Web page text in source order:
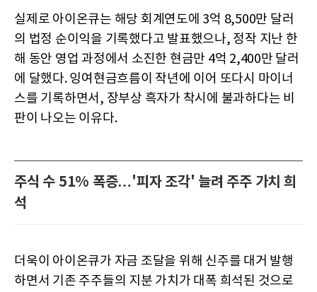
실제로 아이온큐는 해당 회계연도에 3억 8,500만 달러
의 법정 순이익을 기록했다고 발표했으나, 정작 지난 한
해 동안 영업 과정에서 소진한 현금만 4억 2,400만 달러
에 달했다. 잉여현금흐름이 작년에 이어 또다시 마이너
스를 기록하면서, 장부상 흑자가 착시에 불과하다는 비
판이 나오는 이유다.
주식 수 51% 폭증…'피자 조각' 늘려 주주 가치 희
석
더욱이 아이온큐가 자금 조달을 위해 신주를 대거 발행
하면서 기존 주주들의 지분 가치가 대폭 희석된 것으로